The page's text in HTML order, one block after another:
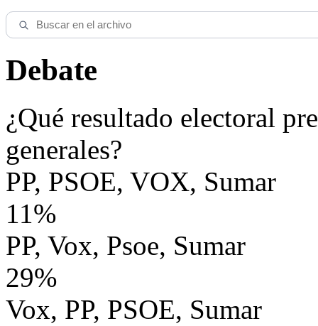
Debate
¿Qué resultado electoral
generales?
PP, PSOE, VOX, Sumar
11%
PP, Vox, Psoe, Sumar
29%
Vox, PP, PSOE, Sumar